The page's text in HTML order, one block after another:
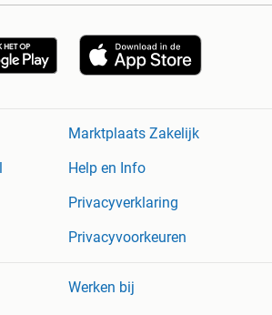
Marktplaats Zakelijk
Help en Info
Privacyverklaring
Privacyvoorkeuren
Werken bij